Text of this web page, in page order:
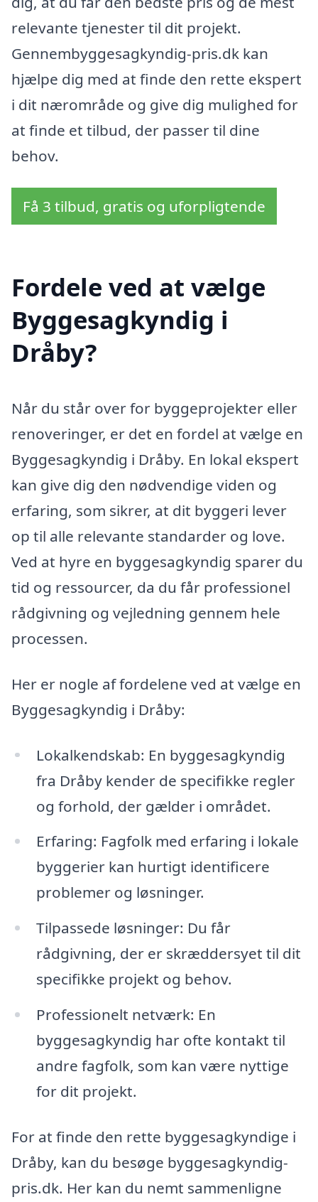
relevante tjenester til dit projekt.
Gennembyggesagkyndig-pris.dk kan
hjælpe dig med at finde den rette ekspert
i dit nærområde og give dig mulighed for
at finde et tilbud, der passer til dine
behov.
Få 3 tilbud, gratis og uforpligtende
Fordele ved at vælge
Byggesagkyndig i
Dråby?
Når du står over for byggeprojekter eller
renoveringer, er det en fordel at vælge en
Byggesagkyndig i Dråby. En lokal ekspert
kan give dig den nødvendige viden og
erfaring, som sikrer, at dit byggeri lever
op til alle relevante standarder og love.
Ved at hyre en byggesagkyndig sparer du
tid og ressourcer, da du får professionel
rådgivning og vejledning gennem hele
processen.
Her er nogle af fordelene ved at vælge en
Byggesagkyndig i Dråby:
Lokalkendskab: En byggesagkyndig
fra Dråby kender de specifikke regler
og forhold, der gælder i området.
Erfaring: Fagfolk med erfaring i lokale
byggerier kan hurtigt identificere
problemer og løsninger.
Tilpassede løsninger: Du får
rådgivning, der er skræddersyet til dit
specifikke projekt og behov.
Professionelt netværk: En
byggesagkyndig har ofte kontakt til
andre fagfolk, som kan være nyttige
for dit projekt.
For at finde den rette byggesagkyndige i
Dråby, kan du besøge byggesagkyndig-
pris.dk. Her kan du nemt sammenligne